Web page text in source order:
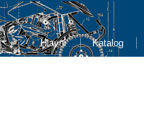
Hlavní Katalog